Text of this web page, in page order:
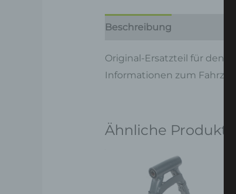
Beschreibung
Original-Ersatzteil für den
Informationen zum
Ähnliche Produkte